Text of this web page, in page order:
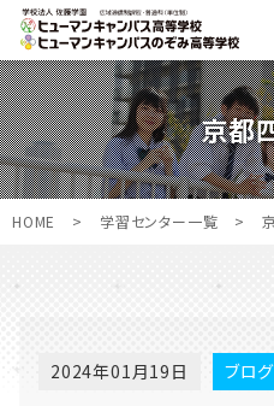
京都
HOME > 学習センター一覧 >
2024年01月19日 ブログ